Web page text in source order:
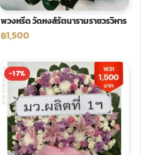
พวงหรีด วัดหงส์รัตนารามราชวรวิหาร
฿1,500
-17%